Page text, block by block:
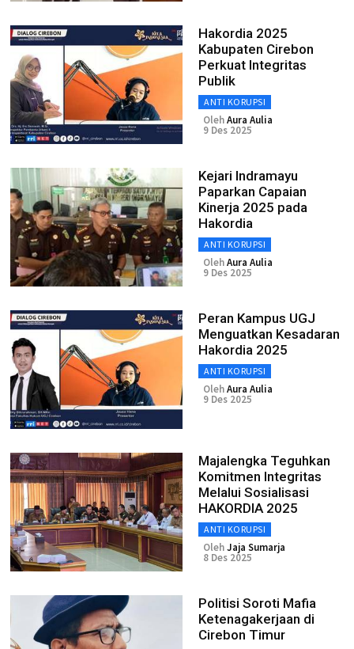
Hakordia 2025
Kabupaten Cirebon
Perkuat Integritas
Publik
ANTI KORUPSI
OlehAura Aulia
9 Des 2025
Kejari Indramayu
Paparkan Capaian
Kinerja 2025 pada
Hakordia
ANTI KORUPSI
OlehAura Aulia
9 Des 2025
Peran Kampus UGJ
Menguatkan Kesadaran
Hakordia 2025
ANTI KORUPSI
OlehAura Aulia
9 Des 2025
Majalengka Teguhkan
Komitmen Integritas
Melalui Sosialisasi
HAKORDIA 2025
ANTI KORUPSI
OlehJaja Sumarja
8 Des 2025
Politisi Soroti Mafia
Ketenagakerjaan di
Cirebon Timur